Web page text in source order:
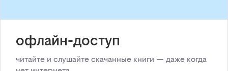
офлайн-доступ
читайте и слушайте скачанные книги — даже когда